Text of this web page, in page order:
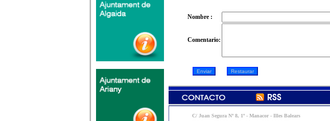
Nombre :
Comentario:
C/ Juan Segura Nº 8, 1º - Manacor - Illes Balears